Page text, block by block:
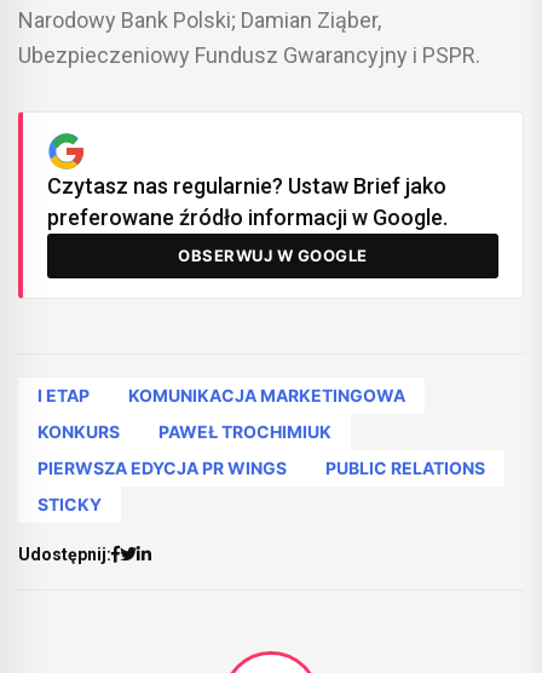
Narodowy Bank Polski; Damian Ziąber,
Ubezpieczeniowy Fundusz Gwarancyjny i PSPR.
Czytasz nas regularnie? Ustaw Brief jako
preferowane źródło informacji w Google.
OBSERWUJ W GOOGLE
I ETAP
KOMUNIKACJA MARKETINGOWA
KONKURS
PAWEŁ TROCHIMIUK
PIERWSZA EDYCJA PR WINGS
PUBLIC RELATIONS
STICKY
Udostępnij: